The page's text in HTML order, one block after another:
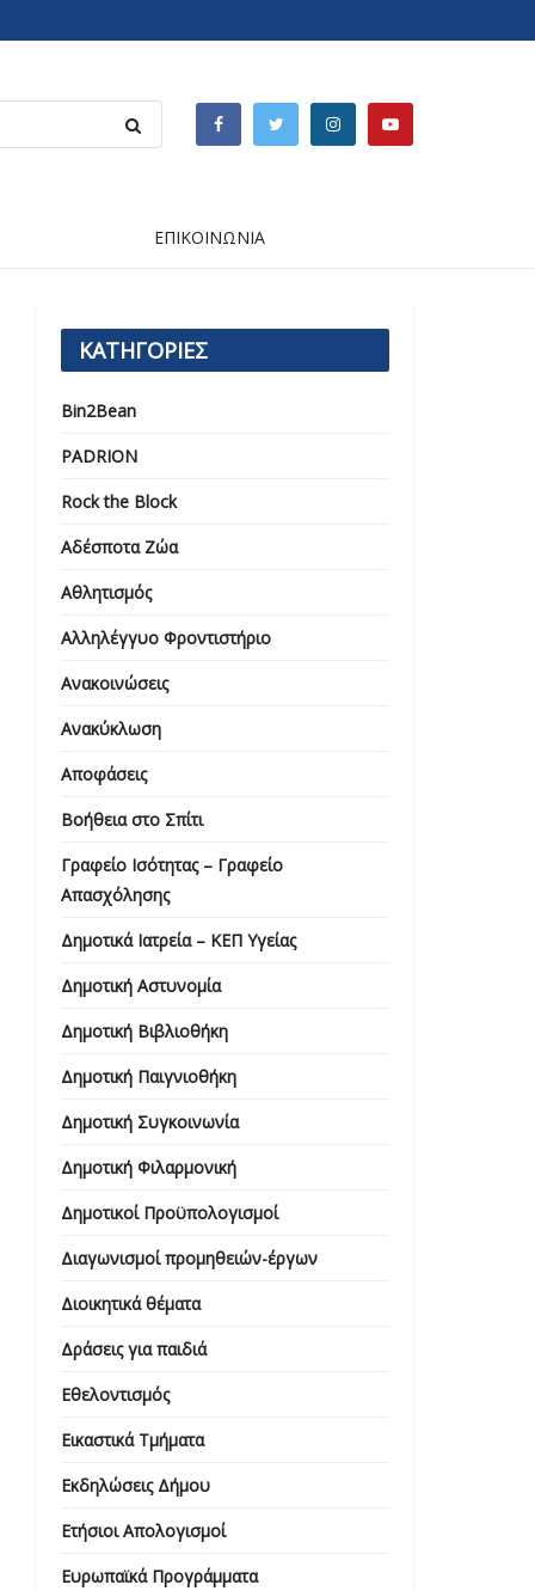
ΕΠΙΚΟΙΝΩΝΙΑ
ΚΑΤΗΓΟΡΙΕΣ
Bin2Bean
PADRION
Rock the Block
Αδέσποτα Ζώα
Αθλητισμός
Αλληλέγγυο Φροντιστήριο
Ανακοινώσεις
Ανακύκλωση
Αποφάσεις
Βοήθεια στο Σπίτι
Γραφείο Ισότητας – Γραφείο
Απασχόλησης
Δημοτικά Ιατρεία – ΚΕΠ Υγείας
Δημοτική Αστυνομία
Δημοτική Βιβλιοθήκη
Δημοτική Παιγνιοθήκη
Δημοτική Συγκοινωνία
Δημοτική Φιλαρμονική
Δημοτικοί Προϋπολογισμοί
Διαγωνισμοί προμηθειών-έργων
Διοικητικά θέματα
Δράσεις για παιδιά
Εθελοντισμός
Εικαστικά Τμήματα
Εκδηλώσεις Δήμου
Ετήσιοι Απολογισμοί
Ευρωπαϊκά Προγράμματα